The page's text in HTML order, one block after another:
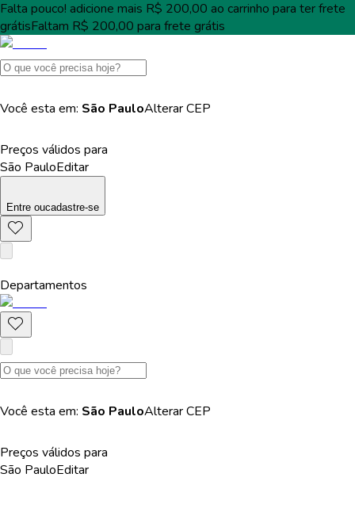
Falta pouco! adicione mais R$ 200,00 ao carrinho para terfrete
grátisFaltam R$ 200,00 para frete grátis
Você esta em: São PauloAlterarCEP
Preços válidos para
São PauloEditar
Entre oucadastre-se
Departamentos
Você esta em: São PauloAlterarCEP
Preços válidos para
São PauloEditar